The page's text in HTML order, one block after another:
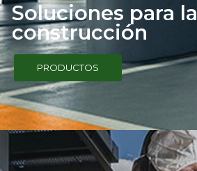
Soluciones para la
construcción
PRODUCTOS